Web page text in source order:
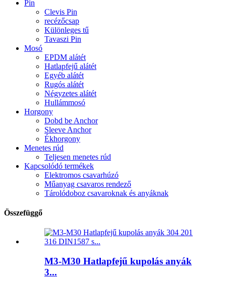
Pin
Clevis Pin
recézőcsap
Különleges tű
Tavaszi Pin
Mosó
EPDM alátét
Hatlapfejű alátét
Egyéb alátét
Rugós alátét
Négyzetes alátét
Hullámmosó
Horgony
Dobd be Anchor
Sleeve Anchor
Ékhorgony
Menetes rúd
Teljesen menetes rúd
Kapcsolódó termékek
Elektromos csavarhúzó
Műanyag csavaros rendező
Tárolódoboz csavaroknak és anyáknak
Összefüggő
M3-M30 Hatlapfejű kupolás anyák
3...